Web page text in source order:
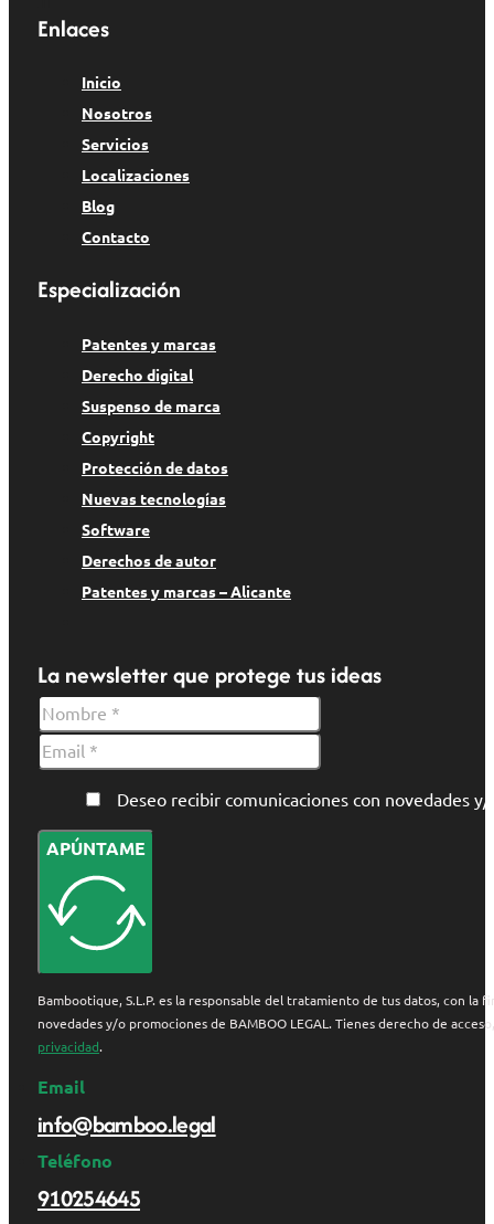
Enlaces
Inicio
Nosotros
Servicios
Localizaciones
Blog
Contacto
Especialización
Patentes y marcas
Derecho digital
Suspenso de marca
Copyright
Protección de datos
Nuevas tecnologías
Software
Derechos de autor
Patentes y marcas – Alicante
La newsletter que protege tus ideas
Deseo recibir comunicaciones con novedades
APÚNTAME
Bambootique, S.L.P. es la responsable del tratamiento de tus datos, con
novedades y/o promociones de BAMBOO LEGAL. Tienes derecho de
privacidad.
Email
info@bamboo.legal
Teléfono
910254645